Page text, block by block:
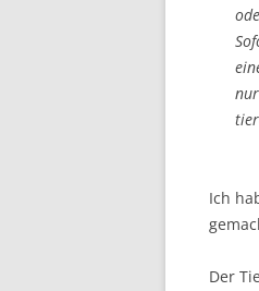
Ich
Der